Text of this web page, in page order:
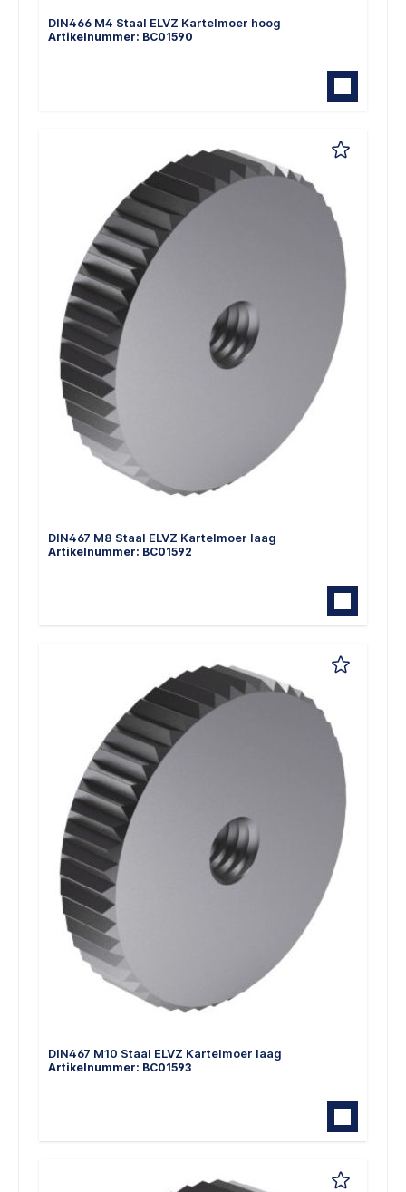
DIN466 M4 Staal ELVZ Kartelmoer hoog
Artikelnummer: BC01590
DIN467 M8 Staal ELVZ Kartelmoer laag
Artikelnummer: BC01592
DIN467 M10 Staal ELVZ Kartelmoer laag
Artikelnummer: BC01593